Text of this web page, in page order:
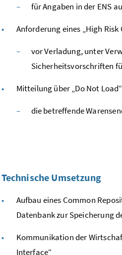
für Angaben in der ENS
Anforderung eines „High Risk
vor Verladung, unter
Sicherheitsvorschriften
Mitteilung über „Do Not
die betreffende
Technische Umsetzung
Aufbau eines Common
Datenbank zur Speicherung
Kommunikation der
Interface“